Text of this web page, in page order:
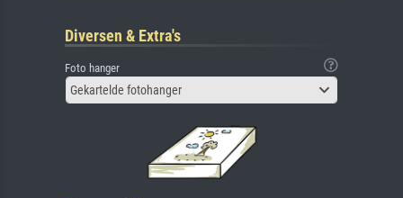
Diversen & Extra's
Foto hanger
Gekartelde fotohanger